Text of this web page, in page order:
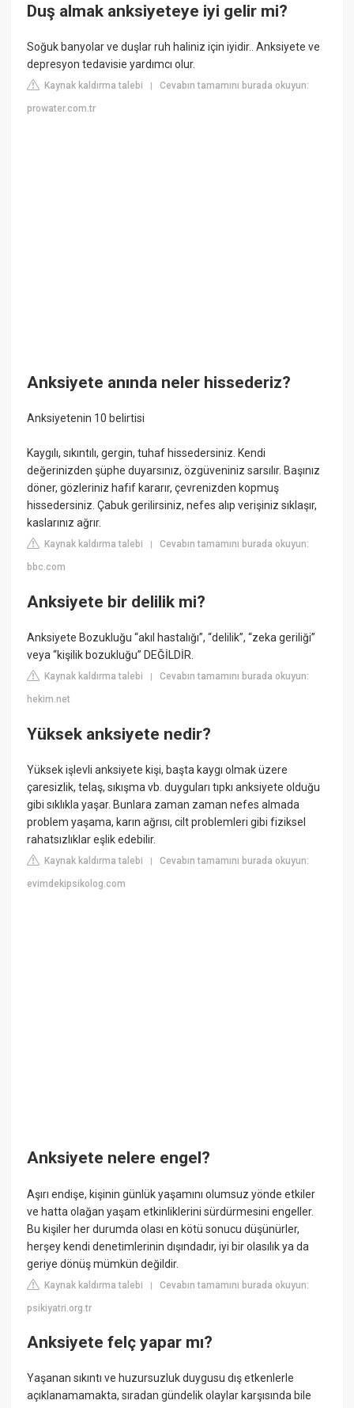
Duş almak anksiyeteye iyi gelir mi?
Soğuk banyolar ve duşlar ruh haliniz için iyidir.. Anksiyete ve
depresyon tedavisie yardımcı olur.
Kaynak kaldırma talebi |Cevabın tamamını burada okuyun:
prowater.com.tr
Anksiyete anında neler hissederiz?
Anksiyetenin 10 belirtisi
Kaygılı, sıkıntılı, gergin, tuhaf hissedersiniz. Kendi
değerinizden şüphe duyarsınız, özgüveniniz sarsılır. Başınız
döner, gözleriniz hafif kararır, çevrenizden kopmuş
hissedersiniz. Çabuk gerilirsiniz, nefes alıp verişiniz sıklaşır,
kaslarınız ağrır.
Kaynak kaldırma talebi |Cevabın tamamını burada okuyun:
bbc.com
Anksiyete bir delilik mi?
Anksiyete Bozukluğu “akıl hastalığı”, “delilik”, “zeka geriliği”
veya “kişilik bozukluğu” DEĞİLDİR.
Kaynak kaldırma talebi |Cevabın tamamını burada okuyun:
hekim.net
Yüksek anksiyete nedir?
Yüksek işlevli anksiyete kişi, başta kaygı olmak üzere
çaresizlik, telaş, sıkışma vb. duyguları tıpkı anksiyete olduğu
gibi sıklıkla yaşar. Bunlara zaman zaman nefes almada
problem yaşama, karın ağrısı, cilt problemleri gibi fiziksel
rahatsızlıklar eşlik edebilir.
Kaynak kaldırma talebi |Cevabın tamamını burada okuyun:
evimdekipsikolog.com
Anksiyete nelere engel?
Aşırı endişe, kişinin günlük yaşamını olumsuz yönde etkiler
ve hatta olağan yaşam etkinliklerini sürdürmesini engeller.
Bu kişiler her durumda olası en kötü sonucu düşünürler,
herşey kendi denetimlerinin dışındadır, iyi bir olasılık ya da
geriye dönüş mümkün değildir.
Kaynak kaldırma talebi |Cevabın tamamını burada okuyun:
psikiyatri.org.tr
Anksiyete felç yapar mı?
Yaşanan sıkıntı ve huzursuzluk duygusu dış etkenlerle
açıklanamamakta, sıradan gündelik olaylar karşısında bile